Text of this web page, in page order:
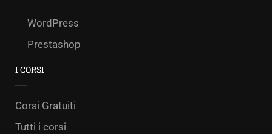
WordPress
Prestashop
I CORSI
Corsi Gratuiti
Tutti i corsi